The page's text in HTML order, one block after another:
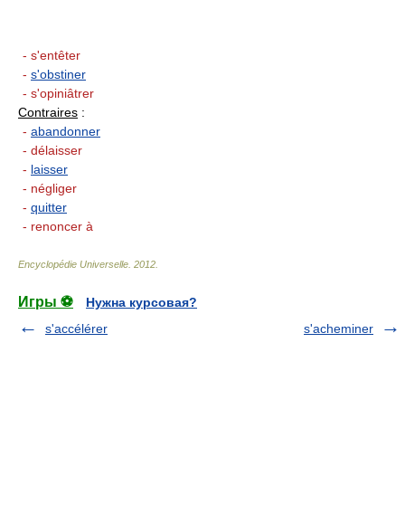
- s'entêter
- s'obstiner
- s'opiniâtrer
Contraires :
- abandonner
- délaisser
- laisser
- négliger
- quitter
- renoncer à
Encyclopédie Universelle 2012
Игры ⚽
Нужна курсовая?
s'accélérer
s'acheminer